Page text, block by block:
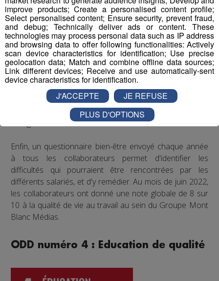
Concernant le bien-être au travail, le Groupe Mont Blanc
Médias organise depuis plusieurs années des
séminaires d’entreprise qui permettent à ses
collaborateurs de partager des moments conviviaux qui
sortent du cadre formel du travail. De plus, il est
régulièrement proposé aux salariés de participer à des
événements festifs (rencontres sportives avec les clubs
partenaires comme les Pionniers de Chamonix ou le FC
Annecy, festivals de musique...) qui accroissent la
cohésion d'équipe et renforcent les liens entre
Enfin, un questionnaire bien-être envoyé chaque année
à tous les collaborateurs permet d'identifier les
difficultés qui pourraient être rencontrées par les
différents salariés, et d'y remédier. Au mois de juin 2022,
les collaborateurs ont donné une note globale de 8 sur
10 à la qualité de vie au travail au sein du Groupe Mont
Blanc Médias.
ODD numéro 4 : Education de qualité
improve products; Create a personalised content profile;
Select personalised content; Ensure security, prevent fraud,
and debug; Technically deliver ads or content. These
technologies may process personal data such as IP address
and browsing data to offer following functionalities: Actively
scan device characteristics for identification; Use precise
geolocation data; Match and combine offline data sources;
Link different devices; Receive and use automatically-sent
device characteristics for identification.
J'ACCEPTE
JE REFUSE
PLUS D'OPTIONS